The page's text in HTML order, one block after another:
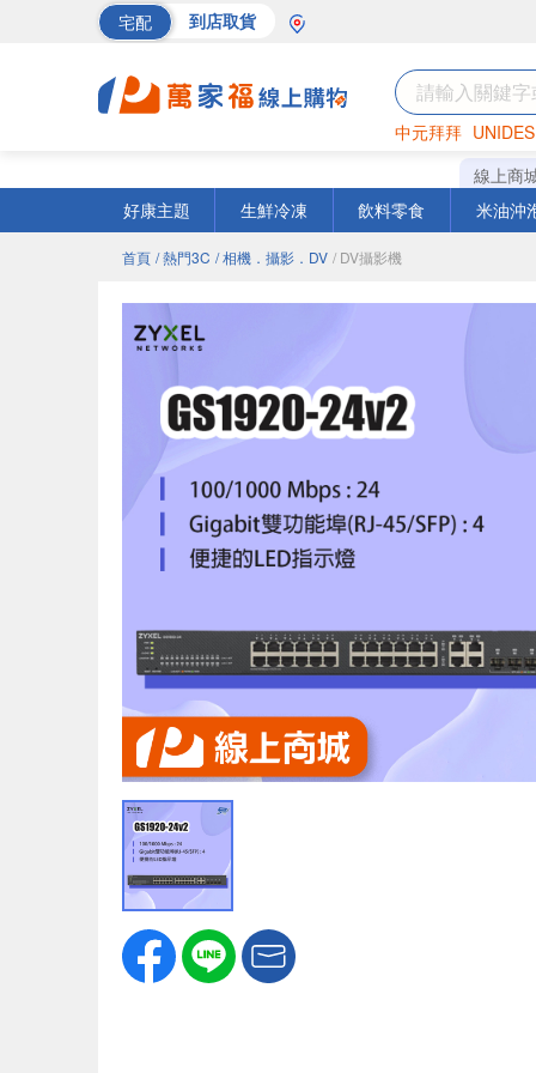
宅配 到店取貨
中元拜拜
罐頭 海苔
線上商
好康主題
生鮮冷凍 飲料零食 米油沖
首頁 / 熱門3C / 相機．攝影．DV / DV攝影機